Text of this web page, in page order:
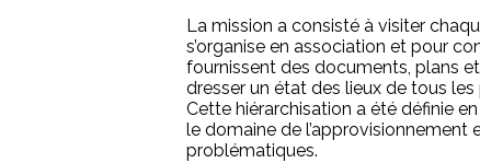
La mission a consisté à visiter
s’organise en association et pour
fournissent des documents, plans
dresser un état des lieux de tous les
Cette hiérarchisation a été définie
le domaine de l’approvisionnement
problématiques.